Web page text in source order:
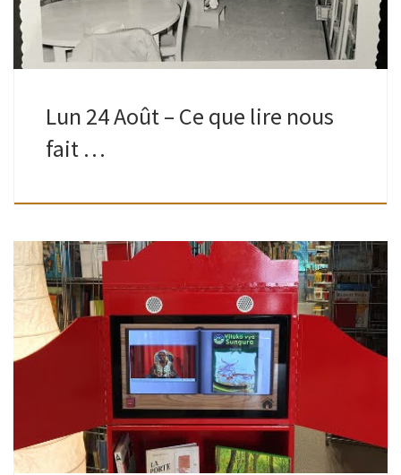
Lun 24 Août – Ce que lire nous
fait …
Mis à disposition par le Centre de littérature jeunesse de
Bruxelles-Capitale grâce à l’asbl Foyer. Vidéos de livres lus
par des citoyens dans leur langue maternelle : albanais,
arabe classique, […]